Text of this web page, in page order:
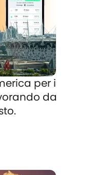
per i
da